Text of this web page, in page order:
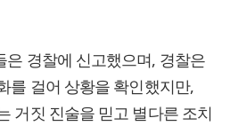
은 경찰에 신고했으며, 경찰은
를 걸어 상황을 확인했지만,
거짓 진술을 믿고 별다른 조치